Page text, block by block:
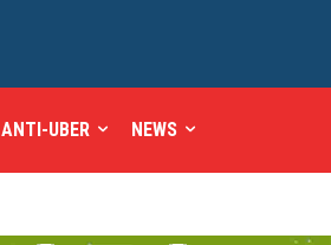
ANTI-UBER NEWS